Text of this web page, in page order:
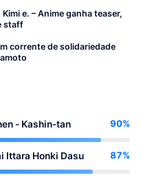
e. – Anime ganha teaser,
staff
corrente de solidariedade
- Kashin-tan 90%
Ittara Honki Dasu 87%